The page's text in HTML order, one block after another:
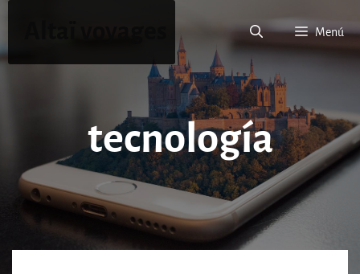
contenido
Menú
tecnología